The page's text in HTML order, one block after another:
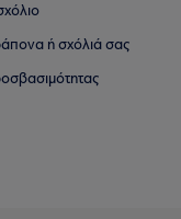
ή σχόλιά σας